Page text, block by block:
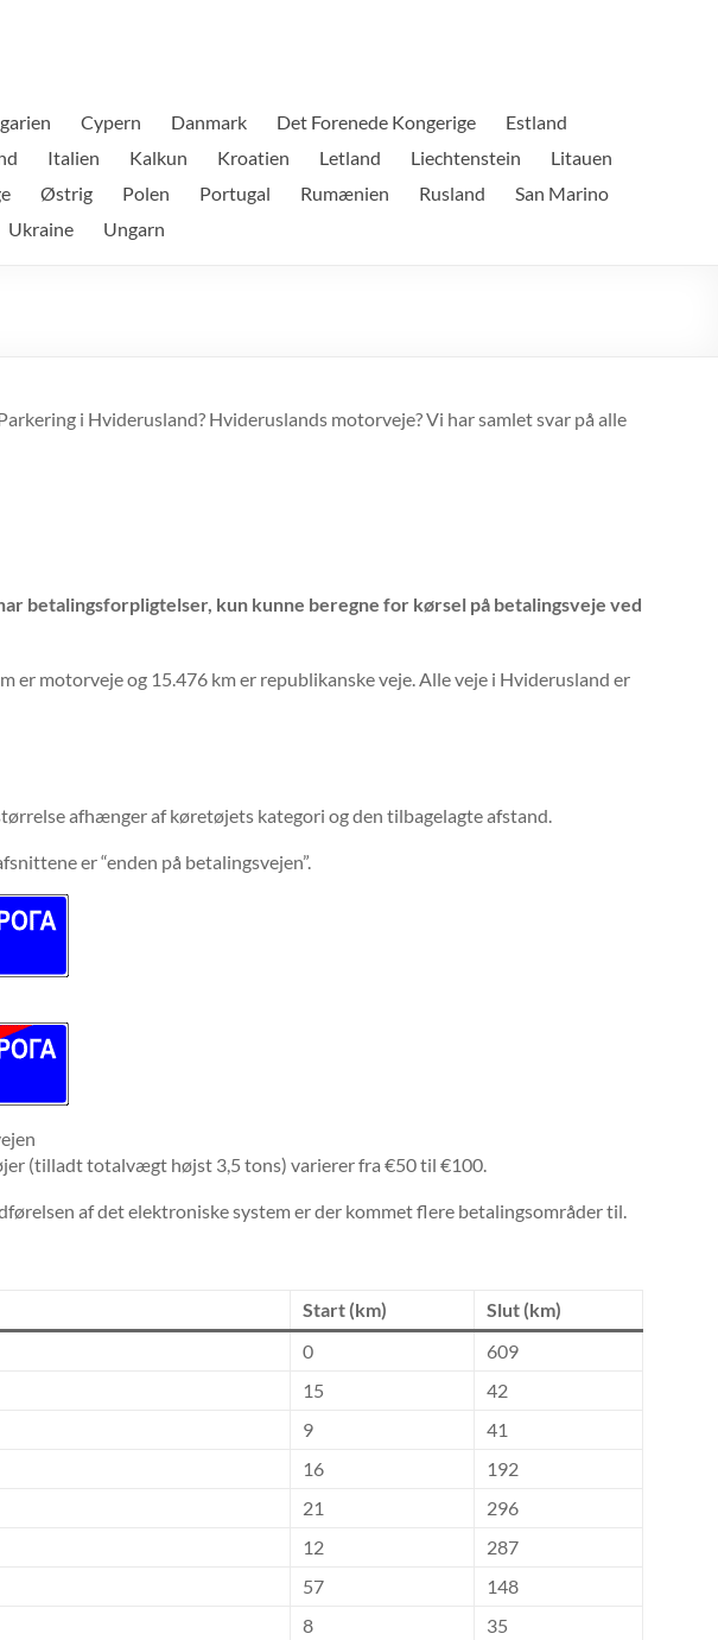
Cypern Danmark Det Forenede Kongerige
Estland
Italien Kalkun Kroatien Letland Liechtenstein
Litauen
Østrig Polen Portugal Rumænien Rusland
San Marino
Ukraine Ungarn
i Hviderusland? Hvideruslands motorveje? Vi har samlet svar på alle
betalingsforpligtelser, kun kunne beregne for kørsel på betalingsveje ved
motorveje og 15.476 km er republikanske veje. Alle veje i Hviderusland er
afhænger af køretøjets kategori og den tilbagelagte afstand.
er “enden på betalingsvejen”.
(tilladt totalvægt højst 3,5 tons) varierer fra €50 til €100.
af ​​det elektroniske system er der kommet flere betalingsområder til.
Start (km)
Slut (km)
0
609
15
42
9
41
16
192
21
296
12
287
57
148
8
35